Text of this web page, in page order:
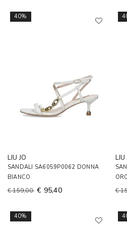
40%
LIU JO
SANDALI SA6059P0062 DONNA
BIANCO
€ 159,00 € 95,40
LIU
€
40%